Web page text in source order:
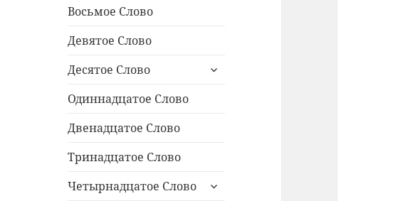
Восьмое Слово
Девятое Слово
Десятое Слово
раскрыть
Одиннадцатое Cлово
Двенадцатое Слово
Тринадцатое Слово
Четырнадцатое Слово
раскрыть